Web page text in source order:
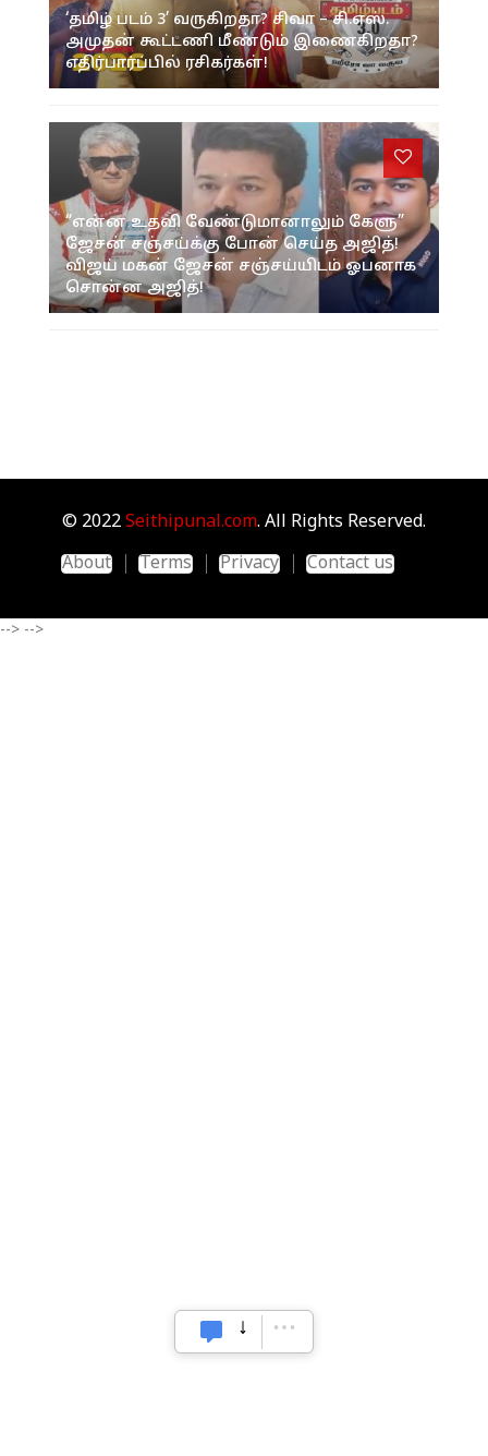
‘தமிழ் படம் 3’ வருகிறதா? சிவா – சி.எஸ்.
அமுதன் கூட்டணி மீண்டும் இணைகிறதா?
எதிர்பார்ப்பில் ரசிகர்கள்!
“என்ன உதவி வேண்டுமானாலும் கேளு”
ஜேசன் சஞ்சய்க்கு போன் செய்த அஜித்!
விஜய் மகன் ஜேசன் சஞ்சய்யிடம் ஓபனாக
சொன்ன அஜித்!
© 2022 Seithipunal.com. All Rights Reserved.
About
Terms Privacy Contact us
--> -->